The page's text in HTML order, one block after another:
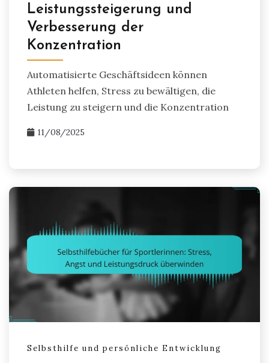
Leistungssteigerung und
Verbesserung der
Konzentration
Automatisierte Geschäftsideen können
Athleten helfen, Stress zu bewältigen, die
Leistung zu steigern und die Konzentration
11/08/2025
Selbsthilfe und persönliche Entwicklung